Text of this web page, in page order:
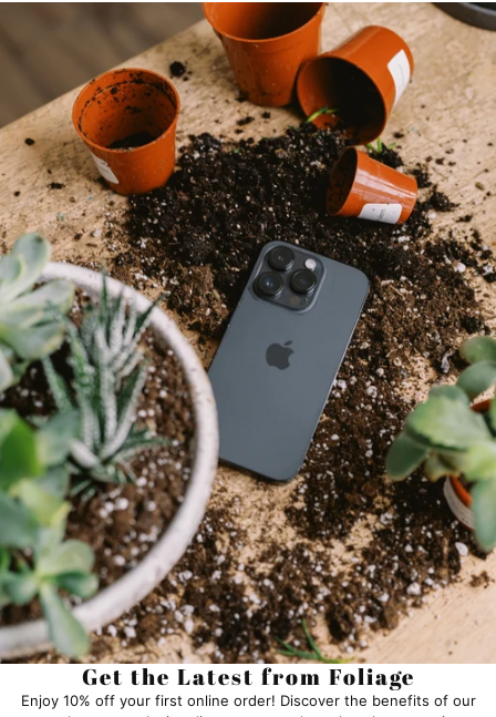
Get the Latest from Foliage
Enjoy 10% off your first online order! Discover the benefits of our